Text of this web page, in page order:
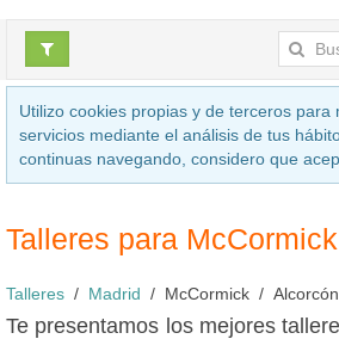
Utilizo cookies propias y de terceros para
servicios mediante el análisis de tus
continuas navegando, considero que
Talleres para
Talleres Madrid McCormick Alcorcón
Te presentamos los mejores